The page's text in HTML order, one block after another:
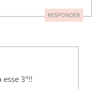
RESPONDER
3º!!